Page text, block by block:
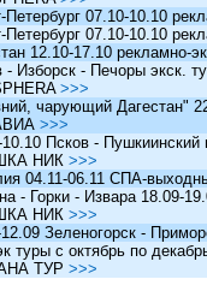
07.10-10.10
07.10-10.10
12.10-17.10 рекламно-
Изборск - Печоры экск.
>>>
чарующий Дагестан"
>>>
Псков - Пушкиинский
НИК >>>
04.11-06.11 СПА-
- Горки - Извара 18.09-
НИК >>>
Зеленогорск -
c октябрь по
ТУР >>>